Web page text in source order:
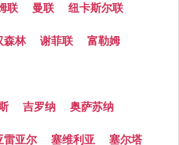
联 曼联 纽卡斯尔联
森林 谢菲联 富勒姆
吉罗纳 奥萨苏纳
雷亚尔 塞维利亚 塞尔塔